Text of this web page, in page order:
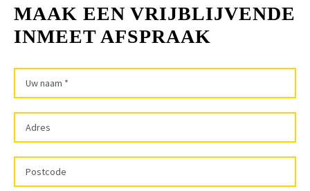
MAAK EEN VRIJBLIJVENDE
INMEET AFSPRAAK